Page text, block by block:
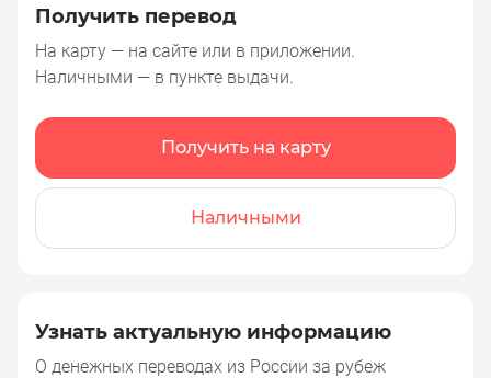
Получить перевод
На карту — на сайте или в приложении.
Наличными — в пункте выдачи.
Получить на карту
Наличными
Узнать актуальную информацию
О денежных переводах из России за рубеж